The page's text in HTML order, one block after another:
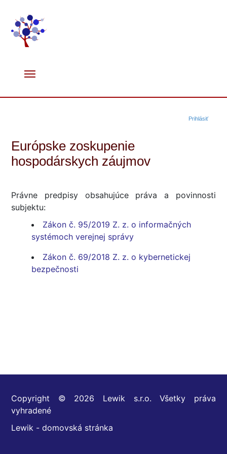
Prihlásiť
Európske zoskupenie
hospodárskych záujmov
Právne predpisy obsahujúce práva a povinnosti
subjektu:
Zákon č. 95/2019 Z. z. o informačných
systémoch verejnej správy
Zákon č. 69/2018 Z. z. o kybernetickej
bezpečnosti
Copyright © 2026 Lewik s.r.o. Všetky práva
vyhradené
Lewik - domovská stránka